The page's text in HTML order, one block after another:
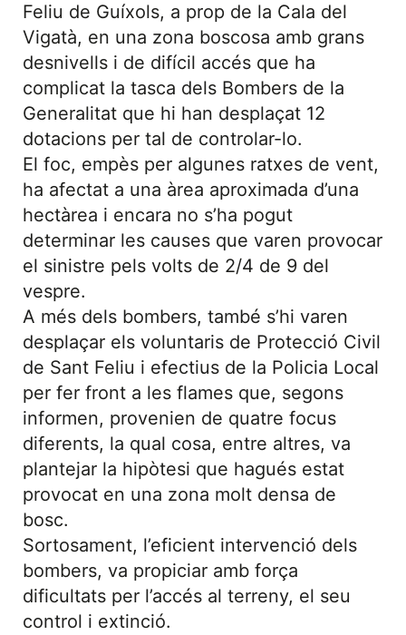
Feliu de Guíxols, a prop de la Cala del
Vigatà, en una zona boscosa amb grans
desnivells i de difícil accés que ha
complicat la tasca dels Bombers de la
Generalitat que hi han desplaçat 12
dotacions per tal de controlar-lo.
El foc, empès per algunes ratxes de vent,
ha afectat a una àrea aproximada d’una
hectàrea i encara no s’ha pogut
determinar les causes que varen provocar
el sinistre pels volts de 2/4 de 9 del
vespre.
A més dels bombers, també s’hi varen
desplaçar els voluntaris de Protecció Civil
de Sant Feliu i efectius de la Policia Local
per fer front a les flames que, segons
informen, provenien de quatre focus
diferents, la qual cosa, entre altres, va
plantejar la hipòtesi que hagués estat
provocat en una zona molt densa de
bosc.
Sortosament, l’eficient intervenció dels
bombers, va propiciar amb força
dificultats per l’accés al terreny, el seu
control i extinció.